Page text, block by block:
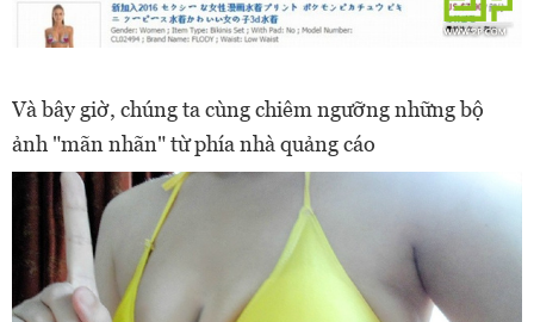
Và bây giờ, chúng ta cùng chiêm ngưỡng những bộ
ảnh "mãn nhãn" từ phía nhà quảng cáo